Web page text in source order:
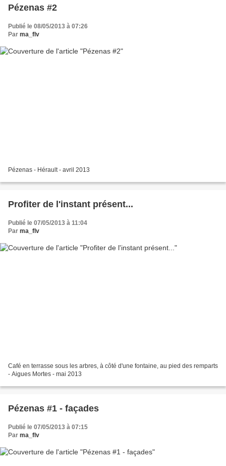
Pézenas #2
Publié le 08/05/2013 à 07:26
Par ma_flv
Pézenas - Hérault - avril 2013
Profiter de l'instant présent...
Publié le 07/05/2013 à 11:04
Par ma_flv
Café en terrasse sous les arbres, à côté d'une fontaine, au pied des remparts
- Aigues Mortes - mai 2013
Pézenas #1 - façades
Publié le 07/05/2013 à 07:15
Par ma_flv